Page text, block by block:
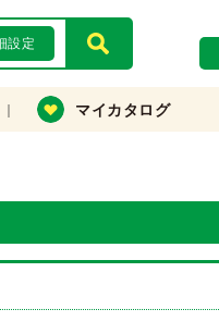
設定
合計： 0円
マイカタログ